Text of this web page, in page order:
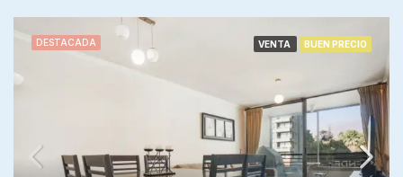
DESTACADA VENTA BUEN PRECIO